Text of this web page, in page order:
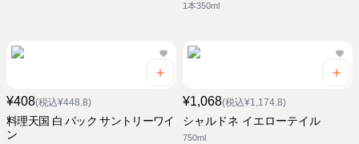
1本350ml
¥408(税込¥448.8)
料理天国 白 パック サントリーワイ
ン
¥1,068(税込¥1,174.8)
シャルドネ イエローテイル
750ml